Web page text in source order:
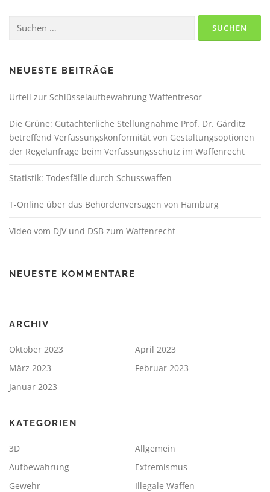
nach:
NEUESTE BEITRÄGE
Urteil zur Schlüsselaufbewahrung Waffentresor
Die Grüne: Gutachterliche Stellungnahme Prof. Dr. Gärditz
betreffend Verfassungskonformität von Gestaltungsoptionen
der Regelanfrage beim Verfassungsschutz im Waffenrecht
Statistik: Todesfälle durch Schusswaffen
T-Online über das Behördenversagen von Hamburg
Video vom DJV und DSB zum Waffenrecht
NEUESTE KOMMENTARE
ARCHIV
Oktober 2023
April 2023
März 2023
Februar 2023
Januar 2023
KATEGORIEN
3D
Allgemein
Aufbewahrung
Extremismus
Gewehr
Illegale Waffen